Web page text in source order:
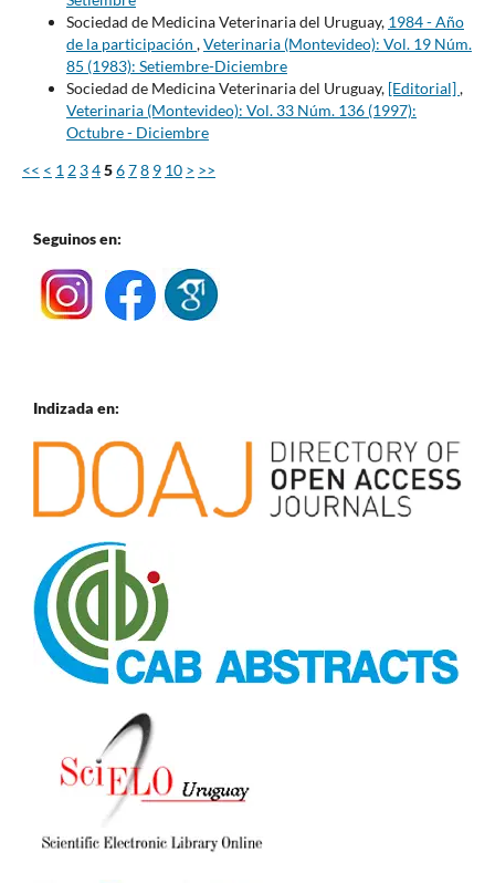
Sociedad de Medicina Veterinaria del Uruguay, 1984 - Año
de la participación ,Veterinaria (Montevideo): Vol. 19 Núm.
85 (1983): Setiembre-Diciembre
Sociedad de Medicina Veterinaria del Uruguay, [Editorial],
Veterinaria (Montevideo): Vol. 33 Núm. 136 (1997):
Octubre - Diciembre
<< < 1 2 345678 9 10 > >>
Seguinos en:
Indizada en: